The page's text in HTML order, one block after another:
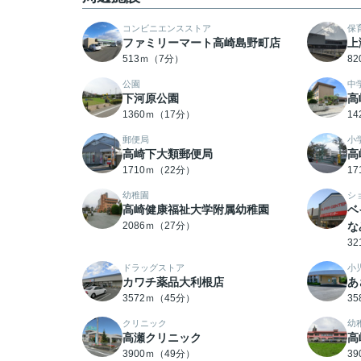
コンビニエンスストア
ファミリーマート高崎島野町店
513ｍ（7分）
保
公園
下河原公園
1360ｍ（17分）
中
高
郵便局
高崎下大類郵便局
1710ｍ（22分）
小
高
幼稚園
高崎健康福祉大学附属幼稚園
2086ｍ（27分）
シ
ベ
な
ドラッグストア
カワチ薬品大利根店
3572ｍ（45分）
小
クリニック
高瀬クリニック
3900ｍ（49分）
幼
高